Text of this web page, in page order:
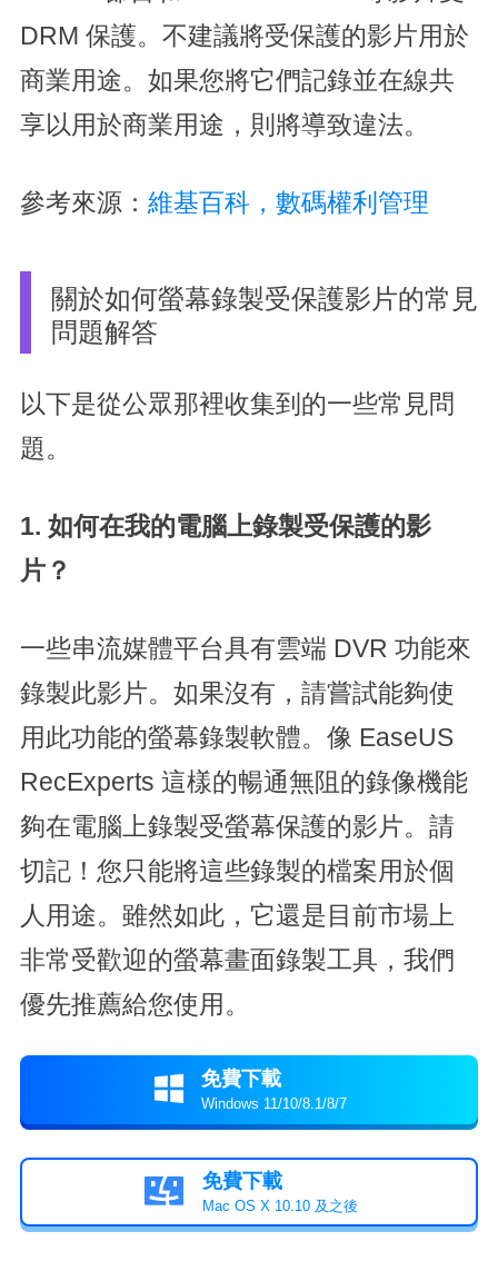
DRM 保護。不建議將受保護的影片用於
商業用途。如果您將它們記錄並在線共
享以用於商業用途，則將導致違法。
參考來源： 維基百科，數碼權利管理
關於如何螢幕錄製受保護影片的常見
問題解答
以下是從公眾那裡收集到的一些常見問
題。
1. 如何在我的電腦上錄製受保護的影
片？
一些串流媒體平台具有雲端 DVR 功能來
錄製此影片。如果沒有，請嘗試能夠使
用此功能的螢幕錄製軟體。像 EaseUS
RecExperts 這樣的暢通無阻的錄像機能
夠在電腦上錄製受螢幕保護的影片。請
切記！您只能將這些錄製的檔案用於個
人用途。雖然如此，它還是目前市場上
非常受歡迎的螢幕畫面錄製工具，我們
優先推薦給您使用。
 免費下載
Windows 11/10/8.1/8/7
 免費下載
Mac OS X 10.10 及之後